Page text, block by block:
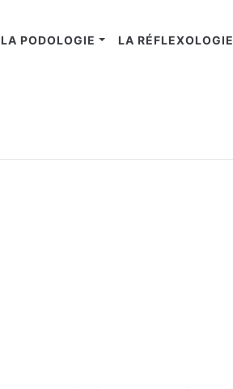
LA PODOLOGIE LA RÉFLEXOLOGIE